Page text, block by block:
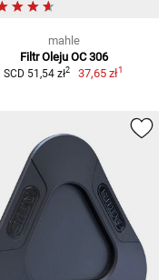
mahle
Filtr Oleju OC 306
SCD 51,54 zł2 37,65 zł1